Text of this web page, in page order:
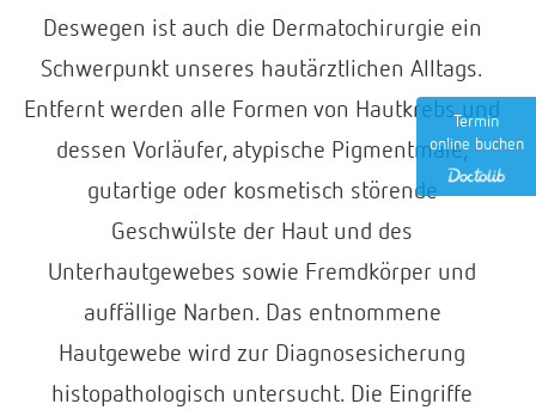
Termin
online buchen
Deswegen ist auch die Dermatochirurgie ein
Schwerpunkt unseres hautärztlichen Alltags.
Entfernt werden alle Formen von Hautkrebs und
dessen Vorläufer, atypische Pigmentmale,
gutartige oder kosmetisch störende
Geschwülste der Haut und des
Unterhautgewebes sowie Fremdkörper und
auffällige Narben. Das entnommene
Hautgewebe wird zur Diagnosesicherung
histopathologisch untersucht. Die Eingriffe